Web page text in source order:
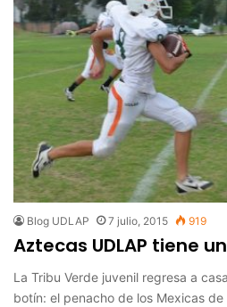
Blog UDLAP 7 julio, 2015 919
Aztecas UDLAP tiene
La Tribu Verde juvenil regresa a
botín: el penacho de los Mexicas